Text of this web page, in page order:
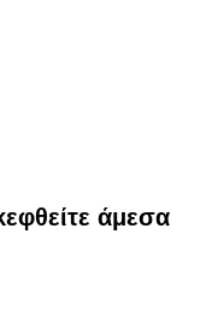
άμεσα